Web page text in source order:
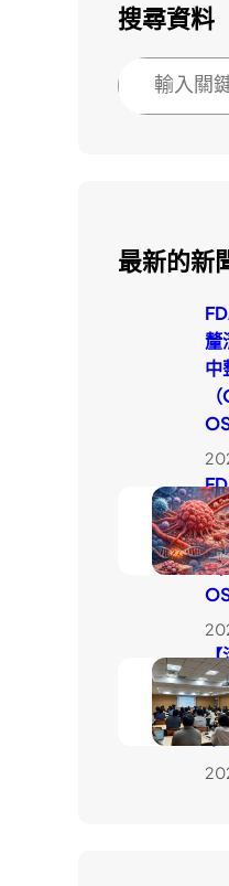
搜尋資料
最新的新
釐
中
釐
中
（
【
生
幕